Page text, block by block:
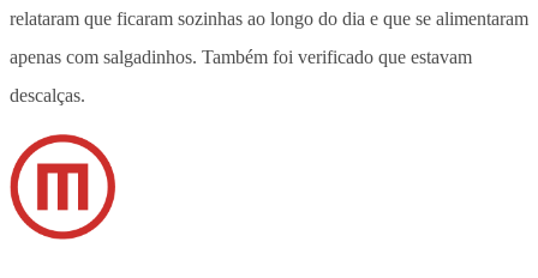
relataram que ficaram sozinhas ao longo do dia e que se alimentaram
apenas com salgadinhos. Também foi verificado que estavam
descalças.